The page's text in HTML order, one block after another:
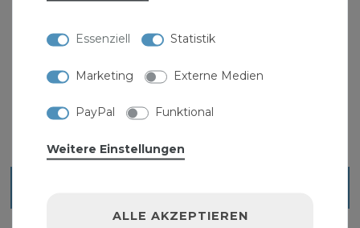
7,99 € *
Essenziell Statistik
Marketing Externe Medien
PayPal Funktional
Weitere Einstellungen
ALLE AKZEPTIEREN